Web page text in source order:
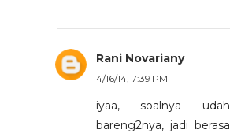
Rani Novariany
4/16/14, 7:39 PM
iyaa, soalnya
bareng2nya, jadi